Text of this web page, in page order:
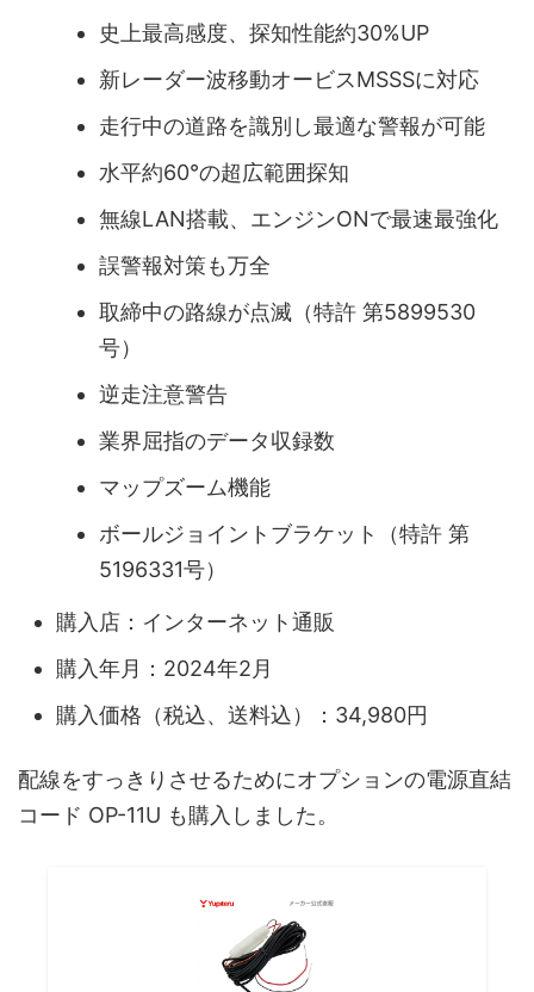
史上最高感度、探知性能約30%UP
新レーダー波移動オービスMSSSに対応
走行中の道路を識別し最適な警報が可能
水平約60°の超広範囲探知
無線LAN搭載、エンジンONで最速最強化
誤警報対策も万全
取締中の路線が点滅（特許 第5899530
号）
逆走注意警告
業界屈指のデータ収録数
マップズーム機能
ボールジョイントブラケット（特許 第
5196331号）
購入店：インターネット通販
購入年月：2024年2月
購入価格（税込、送料込）：34,980円
配線をすっきりさせるためにオプションの電源直結
コード OP-11U も購入しました。